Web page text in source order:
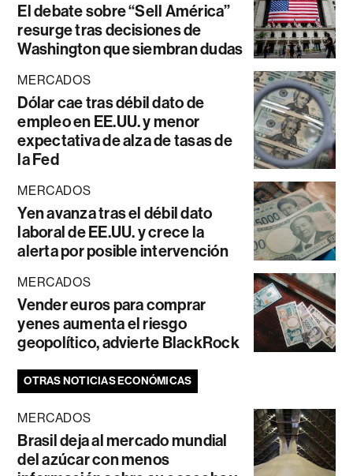
El debate sobre “Sell América”
resurge tras decisiones de
Washington que siembran dudas
MERCADOS
Dólar cae tras débil dato de
empleo en EE.UU. y menor
expectativa de alza de tasas de
la Fed
MERCADOS
Yen avanza tras el débil dato
laboral de EE.UU. y crece la
alerta por posible intervención
MERCADOS
Vender euros para comprar
yenes aumenta el riesgo
geopolítico, advierte BlackRock
OTRAS NOTICIAS ECONÓMICAS
MERCADOS
Brasil deja al mercado mundial
del azúcar con menos